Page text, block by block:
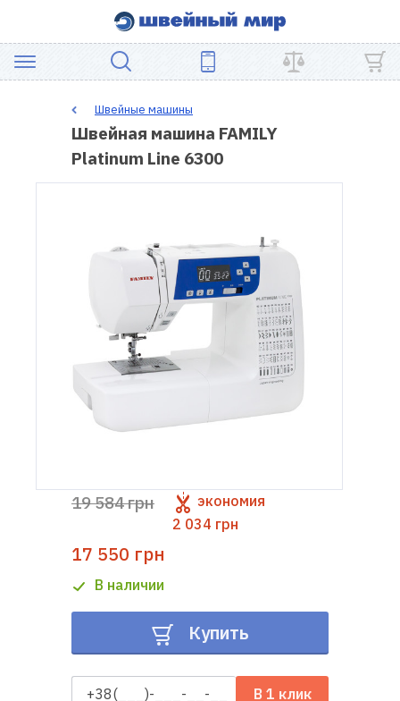
ШВЕЙНОЕ
ОБОРУДОВАНИЕ
Ремонт
швейной
Полезные
Швейные машины
Швейная машина FAMILY
Platinum Line 6300
19 584 грн
экономия
2 034 грн
17 550 грн
В наличии
Купить
В 1 клик